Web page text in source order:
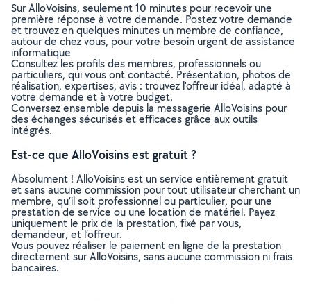
Sur AlloVoisins, seulement 10 minutes pour recevoir une
première réponse à votre demande. Postez votre demande
et trouvez en quelques minutes un membre de confiance,
autour de chez vous, pour votre besoin urgent de assistance
informatique
Consultez les profils des membres, professionnels ou
particuliers, qui vous ont contacté. Présentation, photos de
réalisation, expertises, avis : trouvez l'offreur idéal, adapté à
votre demande et à votre budget.
Conversez ensemble depuis la messagerie AlloVoisins pour
des échanges sécurisés et efficaces grâce aux outils
intégrés.
Est-ce que AlloVoisins est gratuit ?
Absolument ! AlloVoisins est un service entièrement gratuit
et sans aucune commission pour tout utilisateur cherchant un
membre, qu’il soit professionnel ou particulier, pour une
prestation de service ou une location de matériel. Payez
uniquement le prix de la prestation, fixé par vous,
demandeur, et l’offreur.
Vous pouvez réaliser le paiement en ligne de la prestation
directement sur AlloVoisins, sans aucune commission ni frais
bancaires.